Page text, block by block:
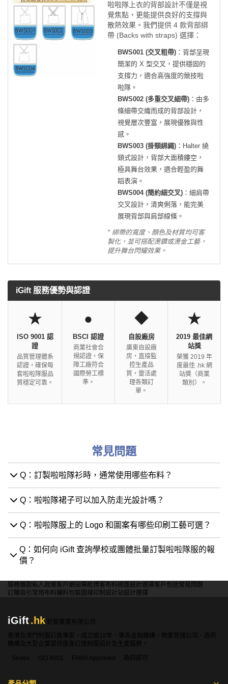
啦啦隊上衣的背部設計不僅是視
覺焦點，更能提供良好的支撐與
散熱效果。我們提供 4 款背部綁
帶 (Backs with straps) 選擇：
BWS001 (交叉粗帶) ：背部呈現
簡潔的 X 型交叉，提供穩固的
支撐力，適合高強度的競技啦
啦隊。
BWS002 (多重交叉細帶) ：由多
條細帶交織而成的背部設計，
視覺層次豐富，展現優雅與性
感。
BWS003 (掛頸綁繩) ：Halter 繞
頸式設計，背部大面積鏤空，
極具舞台效果，適合輕盈的舞
蹈表演。
BWS004 (簡約細交叉) ：細肩帶
交叉設計，清爽俐落，能完美
展現背部與肩部線條。
* 綁帶的寬度、顏色及材質均可客
製化，並可搭配燙鑽或燙金工藝，
提升舞台閃耀效果。
iGift 服務優勢與認證
★
ISO 9001 認
證
品質管理體系
認證，確保每
套啦啦隊服品
質穩定可靠。
●
BSCI 認證
商業社會合
規認證，保
障工廠符合
國際勞工標
準。
◆
自設廠房
廣東自設廠
房，直接監
控生產品
質，靈活處
理各類訂
單。
★
2019 最佳網
站獎
榮獲 2019 年
度最佳 .hk 網
站獎（商業
類別）。
常見問題
Q：訂製啦啦隊衫時，通常使用哪些布料？
Q：啦啦隊裙子可以加入防走光設計嗎？
Q：啦啦隊服上的 Logo 和圖案有哪些印刷工藝可選？
Q：如何向 iGift 查詢學校或團體批量訂製啦啦隊服的報
價？
服務條款私人政策客戶 網站導航博客布料總匯設計選擇客戶包括常見問題
訂購指引 常用布料輔料包裝 圖樣印制 設計站設計選擇
iGift.hk
軒龍實業有限公司
香港及澳門制服訂造專家，成立逾18年，專為金融機構、物業管理公司、政府
機構及大型企業提供度身訂造制服設計及生產服務。
Sedex
ISO 9001 FAMA Approved 政府認可